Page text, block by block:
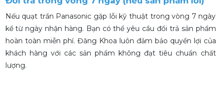
Nếu quạt trần Panasonic gặp lỗi kỹ thuật trong vòng 7 ngày
kể từ ngày nhận hàng. Bạn có thể yêu cầu đổi trả sản phẩm
hoàn toàn miễn phí. Đăng Khoa luôn đảm bảo quyền lợi của
khách hàng với các sản phẩm không đạt tiêu chuẩn chất
lượng.